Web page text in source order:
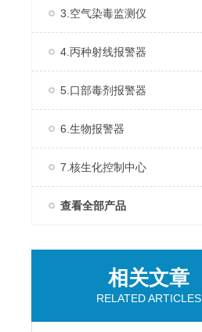
3.空气染毒监测仪
4.丙种射线报警器
5.口部毒剂报警器
6.生物报警器
7.核生化控制中心
查看全部产品
相关文章
RELATED ARTICLES